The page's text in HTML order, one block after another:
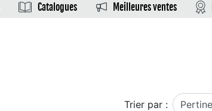
Catalogues Meilleures ventes
Trier par :